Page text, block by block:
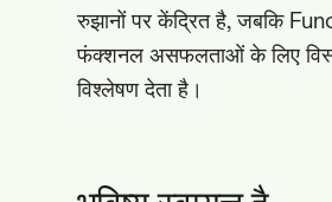
रुझानों पर केंद्रित है, जबकि
फंक्शनल असफलताओं के लिए
विश्लेषण देता है।